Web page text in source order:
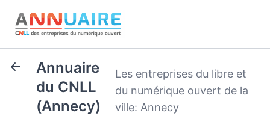
Annuaire
du CNLL
(Annecy)
Les entreprises du libre et
du numérique ouvert de la
ville: Annecy